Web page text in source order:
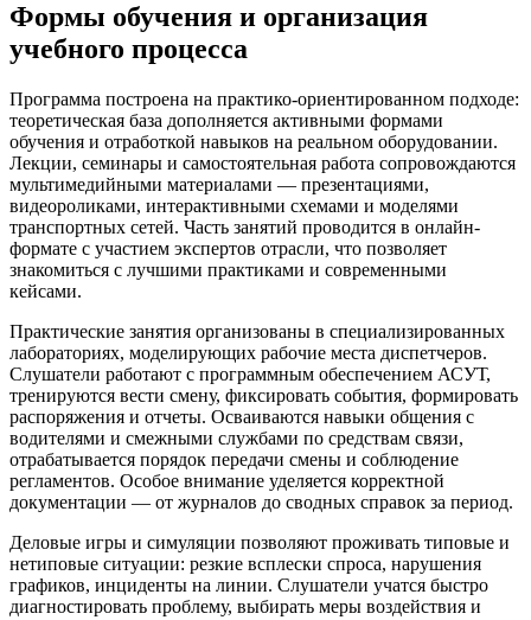
Формы обучения и организация
учебного процесса
Программа построена на практико-ориентированном подходе:
теоретическая база дополняется активными формами
обучения и отработкой навыков на реальном оборудовании.
Лекции, семинары и самостоятельная работа сопровождаются
мультимедийными материалами — презентациями,
видеороликами, интерактивными схемами и моделями
транспортных сетей. Часть занятий проводится в онлайн-
формате с участием экспертов отрасли, что позволяет
знакомиться с лучшими практиками и современными
кейсами.
Практические занятия организованы в специализированных
лабораториях, моделирующих рабочие места диспетчеров.
Слушатели работают с программным обеспечением АСУТ,
тренируются вести смену, фиксировать события, формировать
распоряжения и отчеты. Осваиваются навыки общения с
водителями и смежными службами по средствам связи,
отрабатывается порядок передачи смены и соблюдение
регламентов. Особое внимание уделяется корректной
документации — от журналов до сводных справок за период.
Деловые игры и симуляции позволяют проживать типовые и
нетиповые ситуации: резкие всплески спроса, нарушения
графиков, инциденты на линии. Слушатели учатся быстро
диагностировать проблему, выбирать меры воздействия и